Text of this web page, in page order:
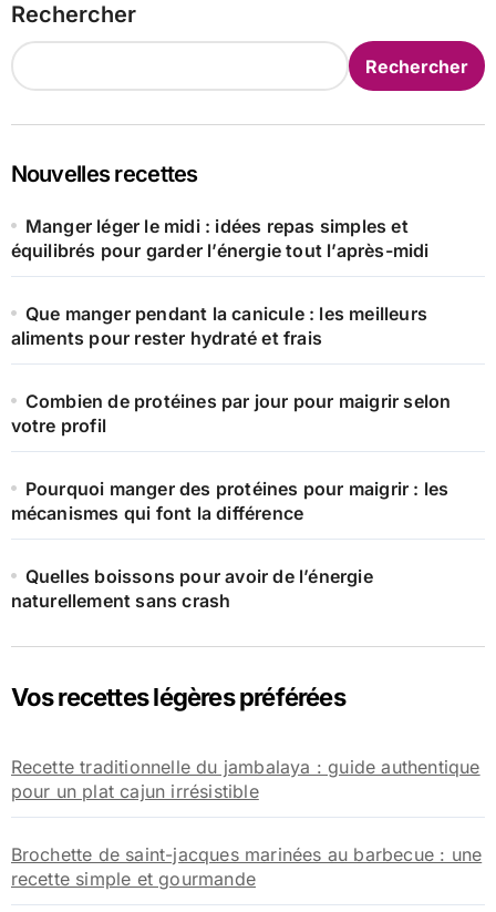
Rechercher
Rechercher
Nouvelles recettes
Manger léger le midi : idées repas simples et
équilibrés pour garder l’énergie tout l’après-midi
Que manger pendant la canicule : les meilleurs
aliments pour rester hydraté et frais
Combien de protéines par jour pour maigrir selon
votre profil
Pourquoi manger des protéines pour maigrir : les
mécanismes qui font la différence
Quelles boissons pour avoir de l’énergie
naturellement sans crash
Vos recettes légères préférées
Recette traditionnelle du jambalaya : guide authentique
pour un plat cajun irrésistible
Brochette de saint-jacques marinées au barbecue : une
recette simple et gourmande